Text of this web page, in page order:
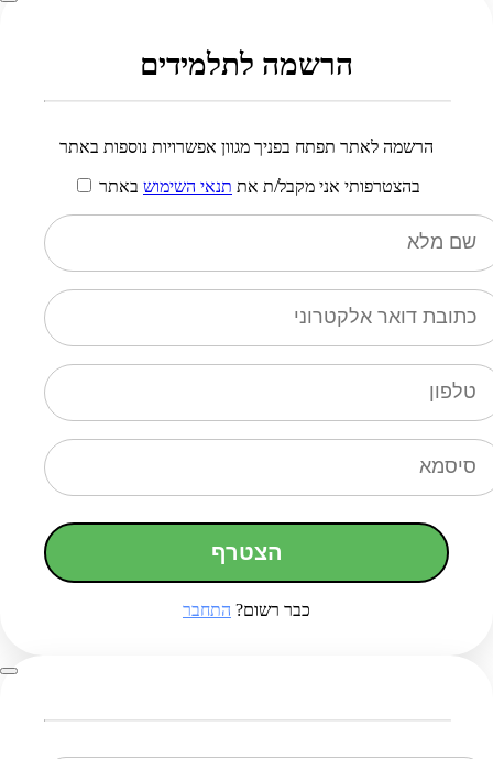
הרשמה לתלמידים
הרשמה לאתר תפתח בפניך מגוון אפשרויות נוספות באתר
בהצטרפותי אני מקבל/ת את תנאי השימוש באתר
הצטרף
כבר רשום? התחבר